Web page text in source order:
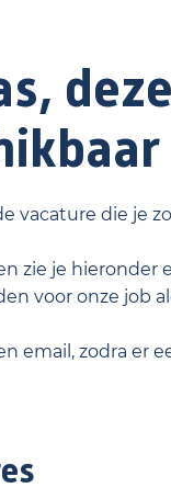
vacature die je
zie je hieronder
voor onze job
email, zodra er